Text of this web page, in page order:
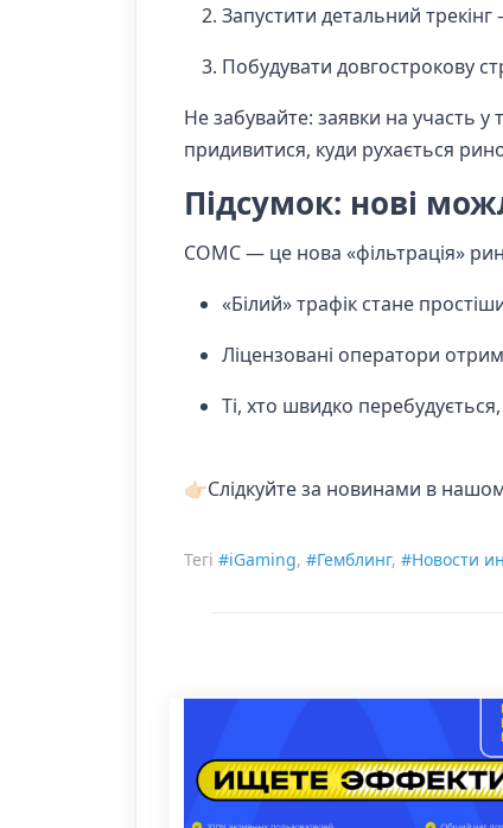
Запустити детальний трекінг
Побудувати довгострокову
Не забувайте: заявки на участь у
придивитися, куди рухається
Підсумок: нові
СОМС — це нова «фільтрація»
«Білий» трафік стане
Ліцензовані оператори
Ті, хто швидко
👉🏻Слідкуйте за новинами в
Тегі #iGaming, #Гемблинг, #Новости